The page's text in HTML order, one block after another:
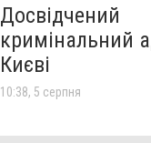
Досвідчений
кримінальний
Києві
10:38, 5 серпня